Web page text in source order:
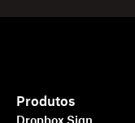
Produtos